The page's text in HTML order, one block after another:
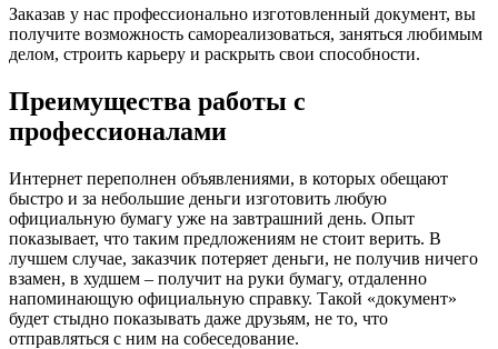
Заказав у нас профессионально изготовленный документ, вы
получите возможность самореализоваться, заняться любимым
делом, строить карьеру и раскрыть свои способности.
Преимущества работы с
профессионалами
Интернет переполнен объявлениями, в которых обещают
быстро и за небольшие деньги изготовить любую
официальную бумагу уже на завтрашний день. Опыт
показывает, что таким предложениям не стоит верить. В
лучшем случае, заказчик потеряет деньги, не получив ничего
взамен, в худшем – получит на руки бумагу, отдаленно
напоминающую официальную справку. Такой «документ»
будет стыдно показывать даже друзьям, не то, что
отправляться с ним на собеседование.